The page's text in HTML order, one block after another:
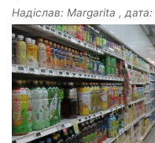
Надіслав: Margarita , дата: